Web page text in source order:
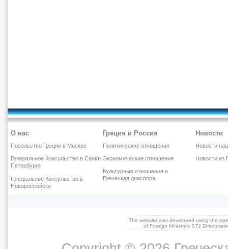
О нас
Посольство Греции в Москве
Генеральное Консульство в Санкт-
Петербурге
Генеральное Консульство в
Новороссийске
Греция и Россия
Политические отношения
Экономические отношения
Культурные отношения и
Греческая диаспора
Новости
Новости
Новости из
The website was developed using the
of Foreign Ministry's ST2